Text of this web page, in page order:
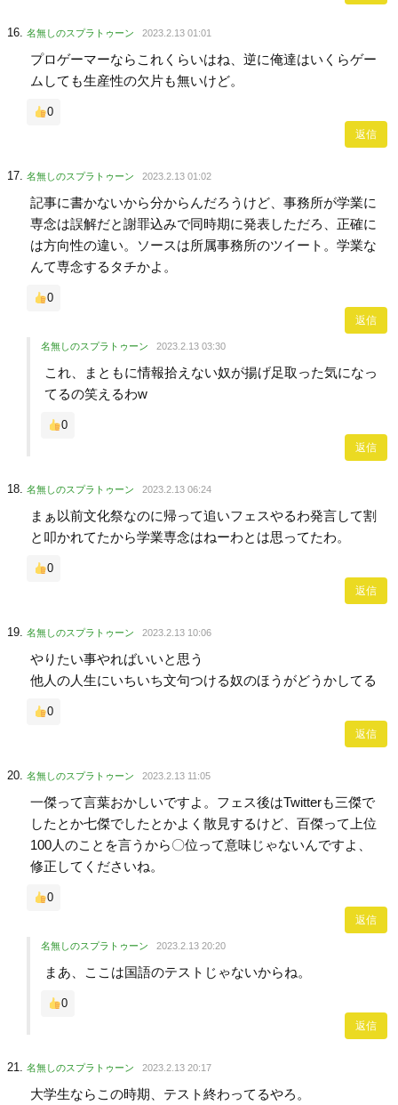
名無しのスプラトゥーン 2023.2.13 01:01
プロゲーマーならこれくらいはね、逆に俺達はいくらゲー
ムしても生産性の欠片も無いけど。
0
返信
名無しのスプラトゥーン 2023.2.13 01:02
記事に書かないから分からんだろうけど、事務所が学業に
専念は誤解だと謝罪込みで同時期に発表しただろ、正確に
は方向性の違い。ソースは所属事務所のツイート。学業な
んて専念するタチかよ。
0
返信
名無しのスプラトゥーン 2023.2.13 03:30
これ、まともに情報拾えない奴が揚げ足取った気になっ
てるの笑えるわw
0
返信
名無しのスプラトゥーン 2023.2.13 06:24
まぁ以前文化祭なのに帰って追いフェスやるわ発言して割
と叩かれてたから学業専念はねーわとは思ってたわ。
0
返信
名無しのスプラトゥーン 2023.2.13 10:06
やりたい事やればいいと思う
他人の人生にいちいち文句つける奴のほうがどうかしてる
0
返信
名無しのスプラトゥーン 2023.2.13 11:05
一傑って言葉おかしいですよ。フェス後はTwitterも三傑で
したとか七傑でしたとかよく散見するけど、百傑って上位
100人のことを言うから〇位って意味じゃないんですよ、
修正してくださいね。
0
返信
名無しのスプラトゥーン 2023.2.13 20:20
まあ、ここは国語のテストじゃないからね。
0
返信
名無しのスプラトゥーン 2023.2.13 20:17
大学生ならこの時期、テスト終わってるやろ。